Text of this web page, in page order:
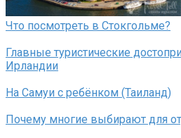
Что посмотреть в Стокгольме?
Главные туристические
Ирландии
На Самуи с ребёнком (Таиланд)
Почему многие выбирают для